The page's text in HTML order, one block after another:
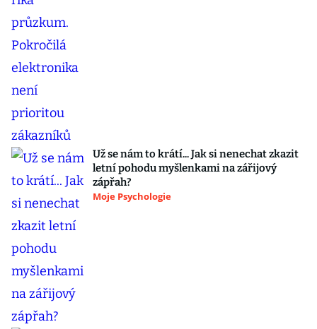
Už se nám to krátí... Jak si nenechat zkazit
letní pohodu myšlenkami na zářijový
zápřah?
Moje Psychologie